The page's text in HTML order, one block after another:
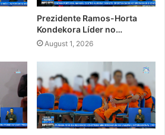
Prezidente Ramos-Horta
Kondekora Líder no…
August 1, 2026